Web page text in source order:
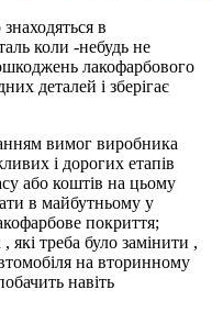
в
коли -небудь не
лакофарбового
деталей і зберігає
вимог виробника
і дорогих етапів
або коштів на цьому
в майбутньому у
покриття;
треба було замінити ,
на вторинному
навіть